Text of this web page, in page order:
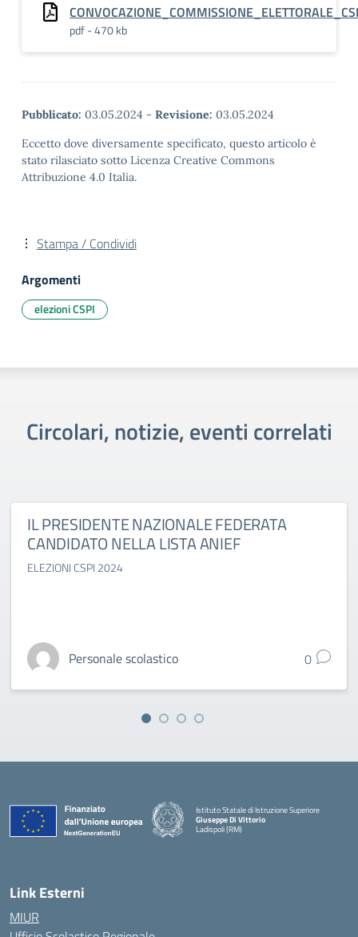
pdf - 470 kb
Pubblicato: 03.05.2024 - Revisione: 03.05.2024
Eccetto dove diversamente specificato, questo articolo è
stato rilasciato sotto Licenza Creative Commons
Attribuzione 4.0 Italia.
Stampa / Condividi
Argomenti
elezioni CSPI
Circolari, notizie, eventi correlati
IL PRESIDENTE NAZIONALE FEDERATA
CANDIDATO NELLA LISTA ANIEF
ELEZIONI CSPI 2024
Personale scolastico 0
Istituto Statale di Istruzione Superiore
Giuseppe Di Vittorio
Ladispoli (RM)
Link Esterni
MIUR